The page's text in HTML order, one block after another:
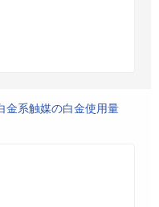
金系触媒の白金使用量